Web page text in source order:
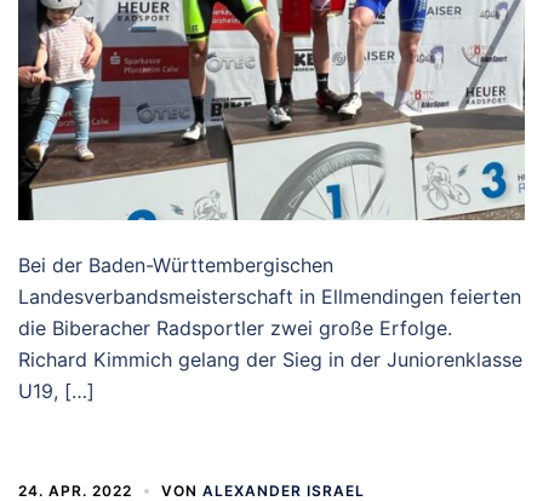
Bei der Baden-Württembergischen
Landesverbandsmeisterschaft in Ellmendingen feierten
die Biberacher Radsportler zwei große Erfolge.
Richard Kimmich gelang der Sieg in der Juniorenklasse
U19, […]
24. APR. 2022 VON ALEXANDER ISRAEL